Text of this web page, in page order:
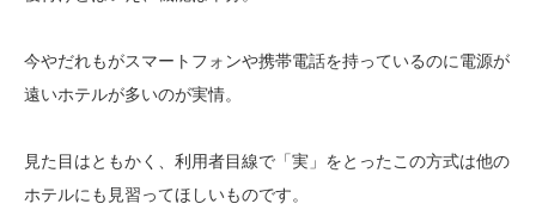
今やだれもがスマートフォンや携帯電話を持っているのに電源が
遠いホテルが多いのが実情。
見た目はともかく、利用者目線で「実」をとったこの方式は他の
ホテルにも見習ってほしいものです。